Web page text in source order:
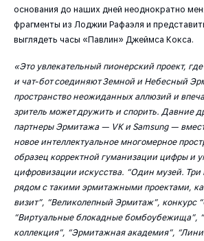
основания до наших дней неоднократно
фрагменты из Лоджии Рафаэля и
выглядеть часы «Павлин» Джеймса Кокса.
«Это увлекательный пионерский проект,
и чат-бот соединяют Земной и Небесный
пространство неожиданных аллюзий и
зритель может дружить и спорить. Давние
партнеры Эрмитажа — VK и Samsung —
новое интеллектуальное многомерное
образец корректной гуманизации цифры и
цифровизации искусства. “Один музей. Три
рядом с такими эрмитажными проектами,
визит”, “Великолепный Эрмитаж”, конкурс
“Виртуальные блокадные бомбоубежища”,
коллекция”, “Эрмитажная академия”,